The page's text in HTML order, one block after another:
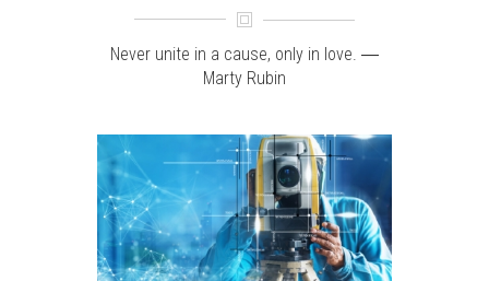
Never unite in a cause, only in love. ―
Marty Rubin